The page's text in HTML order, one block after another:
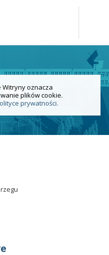
Witryny oznacza
plików cookie.
prywatności.